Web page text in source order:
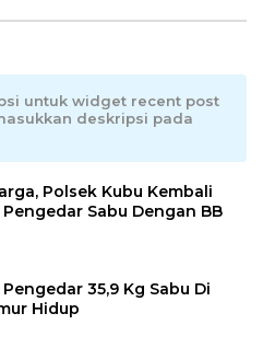
untuk widget recent post
deskripsi pada
Polsek Kubu Kembali
Sabu Dengan BB
35,9 Kg Sabu Di
Hidup